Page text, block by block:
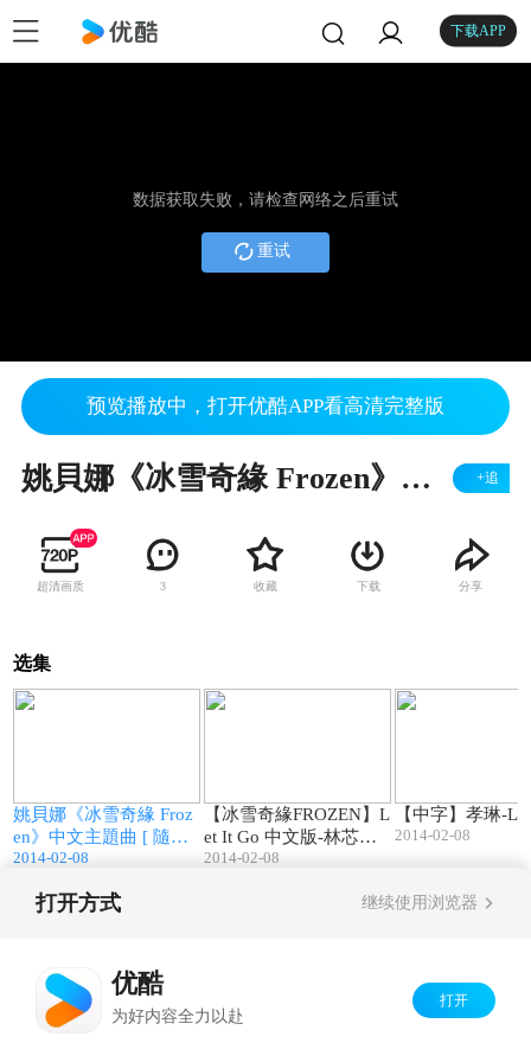
下载APP
数据获取失败，请检查网络之后重试
重试
预览播放中，打开优酷APP看高清完整版
姚貝娜《冰雪奇緣 Frozen》中文主題曲 [ 隨它吧 Let It Go ] Chi +追
超清画质 3 收藏 下载 分享
选集
姚貝娜《冰雪奇緣 Froz
en》中文主題曲 [ 隨它
吧 Let It Go ] Chi
2014-02-08
【冰雪奇緣FROZEN】L
et It Go 中文版-林芯儀
HD
2014-02-08
【中字】孝琳-
2014-02-08
打开方式 继续使用浏览器
优酷
为好内容全力以赴
打开